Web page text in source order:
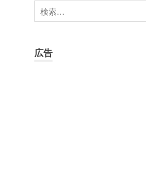
検
索
広告